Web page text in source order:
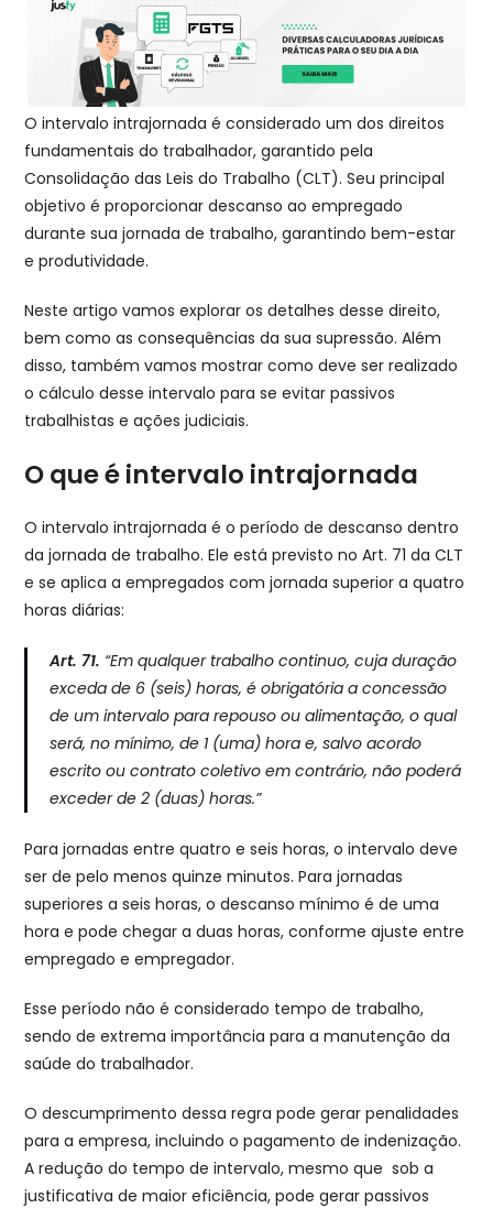
O intervalo intrajornada é considerado um dos direitos
fundamentais do trabalhador, garantido pela
Consolidação das Leis do Trabalho (CLT). Seu principal
objetivo é proporcionar descanso ao empregado
durante sua jornada de trabalho, garantindo bem-estar
e produtividade.
Neste artigo vamos explorar os detalhes desse direito,
bem como as consequências da sua supressão. Além
disso, também vamos mostrar como deve ser realizado
o cálculo desse intervalo para se evitar passivos
trabalhistas e ações judiciais.
O que é intervalo intrajornada
O intervalo intrajornada é o período de descanso dentro
da jornada de trabalho. Ele está previsto no Art. 71 da CLT
e se aplica a empregados com jornada superior a quatro
horas diárias:
Art. 71. “Em qualquer trabalho continuo, cuja duração
exceda de 6 (seis) horas, é obrigatória a concessão
de um intervalo para repouso ou alimentação, o qual
será, no mínimo, de 1 (uma) hora e, salvo acordo
escrito ou contrato coletivo em contrário, não poderá
exceder de 2 (duas) horas.”
Para jornadas entre quatro e seis horas, o intervalo deve
ser de pelo menos quinze minutos. Para jornadas
superiores a seis horas, o descanso mínimo é de uma
hora e pode chegar a duas horas, conforme ajuste entre
empregado e empregador.
Esse período não é considerado tempo de trabalho,
sendo de extrema importância para a manutenção da
saúde do trabalhador.
O descumprimento dessa regra pode gerar penalidades
para a empresa, incluindo o pagamento de indenização.
A redução do tempo de intervalo, mesmo que sob a
justificativa de maior eficiência, pode gerar passivos